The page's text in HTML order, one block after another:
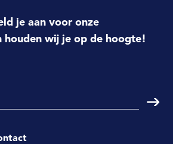
je aan voor onze
houden wij je op de hoogte!